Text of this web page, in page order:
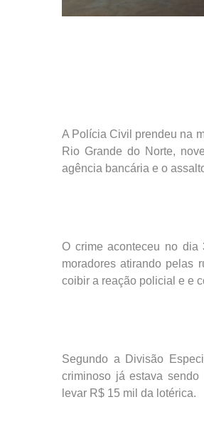
A Polícia Civil prendeu na
Rio Grande do Norte,
agência bancária e o
O crime aconteceu no dia
moradores atirando pelas
coibir a reação policial e e
Segundo a Divisão
criminoso já estava
levar R$ 15 mil da lotérica.